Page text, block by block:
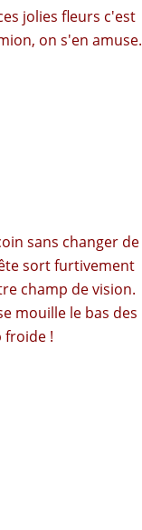
jolies fleurs c'est
on s'en amuse.
sans changer de
sort furtivement
champ de vision.
mouille le bas des
froide !